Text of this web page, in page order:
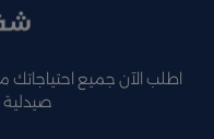
اطلب الآن جميع